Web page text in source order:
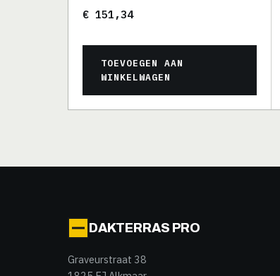
€ 151,34
TOEVOEGEN AAN
WINKELWAGEN
DAKTERRAS PRO
Graveurstraat 38